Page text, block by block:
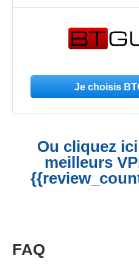
Je choisis
Ou cliquez
meilleurs
FAQ